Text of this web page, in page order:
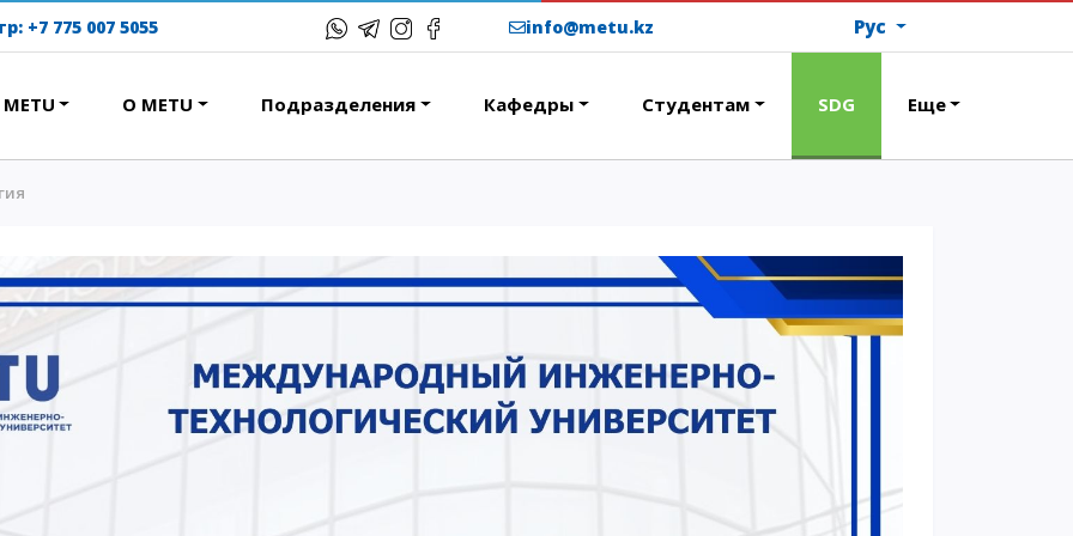
программа АССА
тур
studying
Колледж
Докторантура
Второе высшее
+7 775 007 5055 info@metu.kz Рус
О METU Подразделения Кафедры Студентам SDG Еще